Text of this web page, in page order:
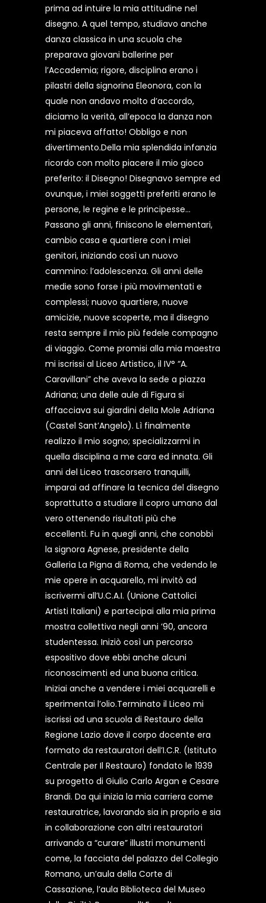
prima ad intuire la mia attitudine nel
disegno. A quel tempo, studiavo anche
danza classica in una scuola che
preparava giovani ballerine per
l’Accademia; rigore, disciplina erano i
pilastri della signorina Eleonora, con la
quale non andavo molto d’accordo,
diciamo la verità, all’epoca la danza non
mi piaceva affatto! Obbligo e non
divertimento.Della mia splendida infanzia
ricordo con molto piacere il mio gioco
preferito: il Disegno! Disegnavo sempre ed
ovunque, i miei soggetti preferiti erano le
persone, le regine e le principesse…
Passano gli anni, finiscono le elementari,
cambio casa e quartiere con i miei
genitori, iniziando così un nuovo
cammino: l’adolescenza. Gli anni delle
medie sono forse i più movimentati e
complessi; nuovo quartiere, nuove
amicizie, nuove scoperte, ma il disegno
resta sempre il mio più fedele compagno
di viaggio. Come promisi alla mia maestra
mi iscrissi al Liceo Artistico, il IV° “A.
Caravillani” che aveva la sede a piazza
Adriana; una delle aule di Figura si
affacciava sui giardini della Mole Adriana
(Castel Sant’Angelo). Lì finalmente
realizzo il mio sogno; specializzarmi in
quella disciplina a me cara ed innata. Gli
anni del Liceo trascorsero tranquilli,
imparai ad affinare la tecnica del disegno
soprattutto a studiare il copro umano dal
vero ottenendo risultati più che
eccellenti. Fu in quegli anni, che conobbi
la signora Agnese, presidente della
Galleria La Pigna di Roma, che vedendo le
mie opere in acquarello, mi invitò ad
iscrivermi all’U.C.A.I. (Unione Cattolici
Artisti Italiani) e partecipai alla mia prima
mostra collettiva negli anni ’90, ancora
studentessa. Iniziò così un percorso
espositivo dove ebbi anche alcuni
riconoscimenti ed una buona critica.
Iniziai anche a vendere i miei acquarelli e
sperimentai l’olio.Terminato il Liceo mi
iscrissi ad una scuola di Restauro della
Regione Lazio dove il corpo docente era
formato da restauratori dell’I.C.R. (Istituto
Centrale per Il Restauro) fondato le 1939
su progetto di Giulio Carlo Argan e Cesare
Brandi. Da qui inizia la mia carriera come
restauratrice, lavorando sia in proprio e sia
in collaborazione con altri restauratori
arrivando a “curare” illustri monumenti
come, la facciata del palazzo del Collegio
Romano, un’aula della Corte di
Cassazione, l’aula Biblioteca del Museo